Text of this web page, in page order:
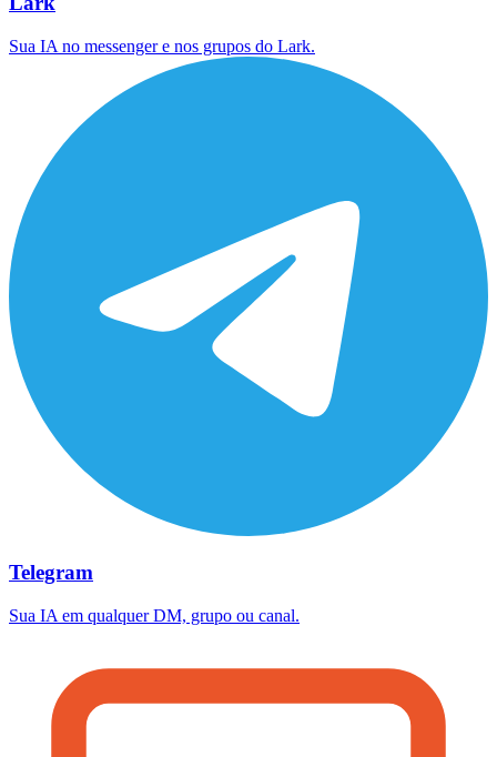
Sua IA no messenger e nos grupos do Lark.
Telegram
Sua IA em qualquer DM, grupo ou canal.